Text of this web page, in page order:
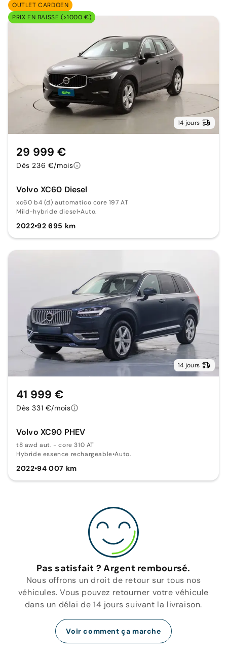
OUTLET CARDOEN
PRIX EN BAISSE (>1000 €)
14 jours
Volvo XC60 Diesel
xc60 b4 (d) automatico core 197 AT
Mild-hybride diesel•Auto.
2022•92 695 km
29 999 €
Dès 236 €/mois
14 jours
Volvo XC90 PHEV
t8 awd aut. - core 310 AT
Hybride essence rechargeable•Auto.
2022•94 007 km
41 999 €
Dès 331 €/mois
Pas satisfait ? Argent remboursé.
Nous offrons un droit de retour sur tous nos
véhicules. Vous pouvez retourner votre véhicule
dans un délai de 14 jours suivant la livraison.
Voir comment ça marche